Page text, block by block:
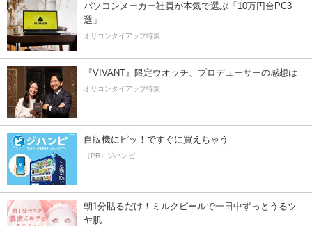
パソコンメーカー社員が本気で選ぶ「10万円台PC3
選」
オリコンタイアップ特集
『VIVANT』限定ウオッチ、プロデューサーの感想は
オリコンタイアップ特集
自販機にピッ！ですぐに買えちゃう
（PR）ジハンピ
朝1分貼るだけ！ミルクピールで一日中ずっとうるツ
ヤ肌